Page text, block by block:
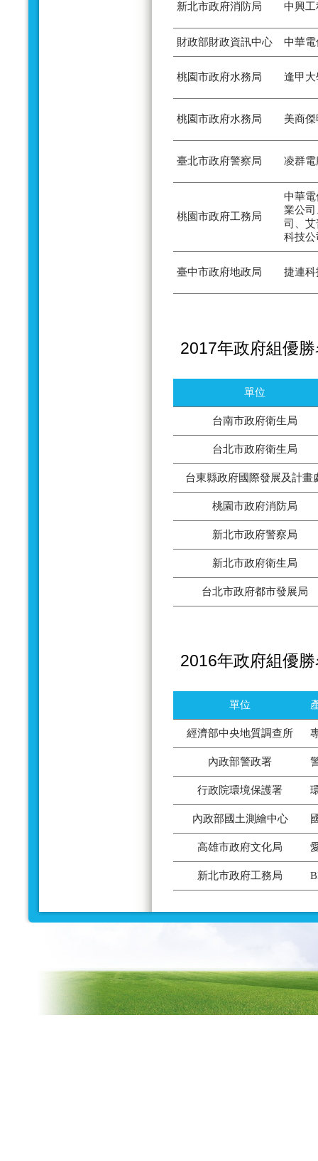
新北市政府消防局 中興
財政部財政資訊中心 中華
桃園市政府水務局 逢甲大
桃園市政府水務局 美商
臺北市政府警察局 凌群
桃園市政府工務局
中華
業公
司、艾
科技
臺中市政府地政局 捷連
2017年政府組優
單位
台南市政府衛生局
台北市政府衛生局
台東縣政府國際發展及計畫
桃園市政府消防局
新北市政府警察局
新北市政府衛生局
台北市政府都市發展局
2016年政府組優
單位
經濟部中央地質調查所
內政部警政署
行政院環境保護署
內政部國土測繪中心
高雄市政府文化局
新北市政府工務局